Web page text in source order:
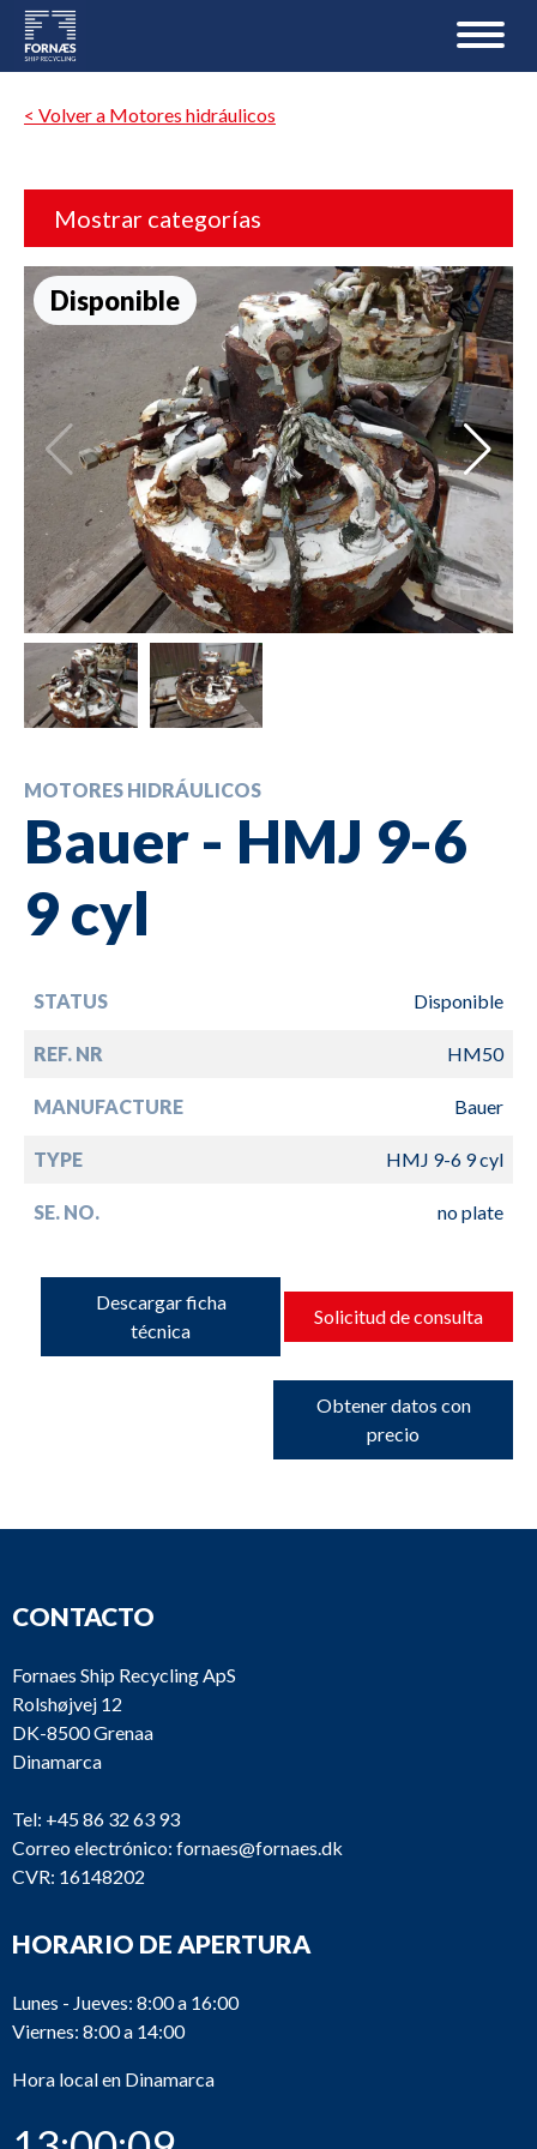
< Volver a Motores hidráulicos
Mostrar categorías
Disponible
MOTORES HIDRÁULICOS
Bauer - HMJ 9-6
9 cyl
STATUS Disponible
REF. NR HM50
MANUFACTURE Bauer
TYPE HMJ 9-6 9 cyl
SE. NO. no plate
Descargar ficha
técnica
Solicitud de consulta
Obtener datos con
precio
CONTACTO
Fornaes Ship Recycling ApS
Rolshøjvej 12
DK-8500 Grenaa
Dinamarca
Tel: +45 86 32 63 93
Correo electrónico: fornaes@fornaes.dk
CVR: 16148202
HORARIO DE APERTURA
Lunes - Jueves: 8:00 a 16:00
Viernes: 8:00 a 14:00
Hora local en Dinamarca